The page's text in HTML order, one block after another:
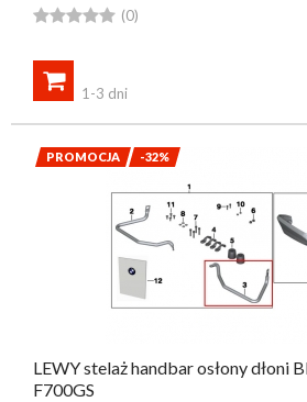
 (0)

1-3 dni
PROMOCJA -32%
LEWY stelaż handbar osłony dłoni
F700GS